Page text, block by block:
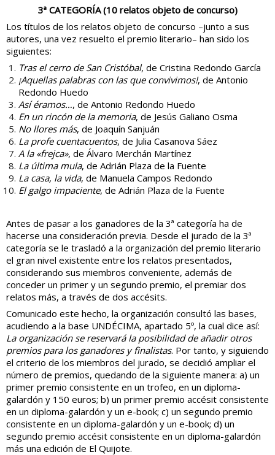
3ª CATEGORÍA (10 relatos objeto de concurso)
Los títulos de los relatos objeto de concurso –junto a sus
autores, una vez resuelto el premio literario– han sido los
siguientes:
Tras el cerro de San Cristóbal, de Cristina Redondo García
¡Aquellas palabras con las que convivimos!, de Antonio
Redondo Huedo
Así éramos…, de Antonio Redondo Huedo
En un rincón de la memoria, de Jesús Galiano Osma
No llores más, de Joaquín Sanjuán
La profe cuentacuentos, de Julia Casanova Sáez
A la «frejca», de Álvaro Merchán Martínez
La última mula, de Adrián Plaza de la Fuente
La casa, la vida, de Manuela Campos Redondo
El galgo impaciente, de Adrián Plaza de la Fuente
Antes de pasar a los ganadores de la 3ª categoría ha de
hacerse una consideración previa. Desde el jurado de la 3ª
categoría se le trasladó a la organización del premio literario
el gran nivel existente entre los relatos presentados,
considerando sus miembros conveniente, además de
conceder un primer y un segundo premio, el premiar dos
relatos más, a través de dos accésits.
Comunicado este hecho, la organización consultó las bases,
acudiendo a la base UNDÉCIMA, apartado 5º, la cual dice así:
La organización se reservará la posibilidad de añadir otros
premios para los ganadores y finalistas. Por tanto, y siguiendo
el criterio de los miembros del jurado, se decidió ampliar el
número de premios, quedando de la siguiente manera: a) un
primer premio consistente en un trofeo, en un diploma-
galardón y 150 euros; b) un primer premio accésit consistente
en un diploma-galardón y un e-book; c) un segundo premio
consistente en un diploma-galardón y un e-book; d) un
segundo premio accésit consistente en un diploma-galardón
más una edición de El Quijote.